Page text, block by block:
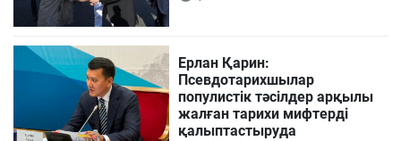
Ерлан Қарин:
Псевдотарихшылар
популистік тәсілдер арқылы
жалған тарихи мифтерді
қалыптастыруда